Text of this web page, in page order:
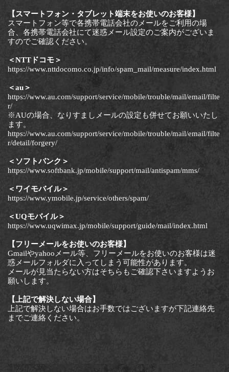
【スマートフォン・タブレット端末をお使いのお客様】
スマートフォン等で各携帯電話会社のメールをご利用の場
合、各携帯電話会社にて迷惑メール設定のご案内がございま
すのでご確認ください。
＜NTTドコモ＞
https://www.nttdocomo.co.jp/info/spam_mail/measure/index.html
＜au＞
https://www.au.com/support/service/mobile/trouble/mail/email/filte
r/
※AUの場合、なりすましメールの設定も併せてお願いいたし
ます。
https://www.au.com/support/service/mobile/trouble/mail/email/filte
r/detail/forgery/
＜ソフトバンク＞
https://www.softbank.jp/mobile/support/mail/antispam/mms/
＜ワイモバイル＞
https://www.ymobile.jp/service/others/spam/
＜UQモバイル＞
https://www.uqwimax.jp/mobile/support/guide/mail/index.html
【フリーメールをお使いのお客様】
Gmailやyahooメール等、フリーメールをお使いのお客様は迷
惑メールフォルダに入ってしまう可能性があります。
メールが見当たらない方はそちらもご確認下さいますようお
願いします。
【上記で解決しない場合】
上記で解決しない場合はお手数ではございますが下記連絡先
までご連絡ください。